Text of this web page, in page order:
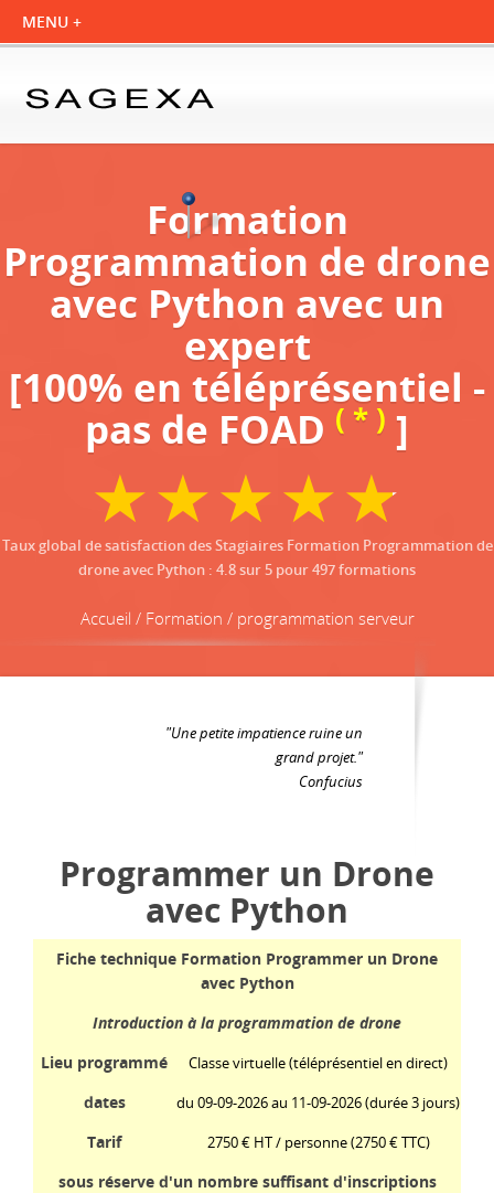
Formation
Programmation de drone
avec Python avec un
expert
[100% en téléprésentiel -
pas de FOAD ( * ) ]
Taux global de satisfaction des Stagiaires Formation Programmation de
drone avec Python : 4.8sur 5 pour497formations
Accueil / Formation / programmation serveur
"Une petite impatience ruine un
grand projet."
Confucius
Programmer un Drone
avec Python
Fiche technique Formation Programmer un Drone
avec Python
Introduction à la programmation de drone
Lieu programmé
Classe virtuelle (téléprésentiel en direct)
dates du 09-09-2026 au 11-09-2026 (durée 3 jours)
Tarif 2750 € HT / personne(2750 € TTC)
sous réserve d'un nombre suffisant d'inscriptions